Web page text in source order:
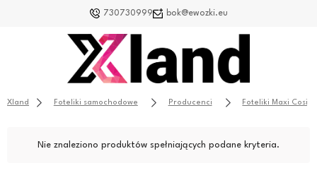
730730999 bok@ewozki.eu
Xland Foteliki samochodowe Producenci Foteliki Maxi Cosi
Nie znaleziono produktów spełniających podane kryteria.